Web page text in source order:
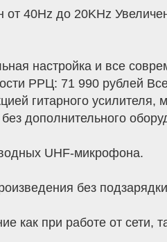
40Hz до 20KHz
настройка и все
РРЦ: 71 990 рублей
гитарного
дополнительного
UHF-микрофона.
без
как при работе от сети,